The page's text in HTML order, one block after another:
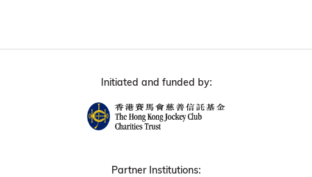
Initiated and funded by:
Partner Institutions: